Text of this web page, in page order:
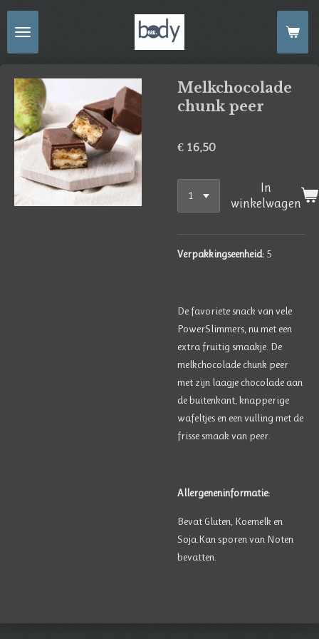
Ga
direct
naar
hoofdinhoud
Melkchocolade
chunk peer
€ 16,50
In
winkelwagen
Verpakkingseenheid: 5
De favoriete snack van vele
PowerSlimmers, nu met een
extra fruitig smaakje. De
melkchocolade chunk peer
met zijn laagje chocolade aan
de buitenkant, knapperige
wafeltjes en een vulling met de
frisse smaak van peer.
Allergeneninformatie:
Bevat Gluten, Koemelk en
Soja.Kan sporen van Noten
bevatten.